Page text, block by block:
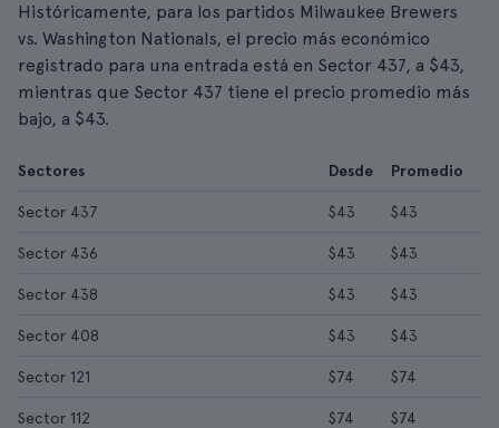
Históricamente, para los partidos Milwaukee Brewers
vs. Washington Nationals, el precio más económico
registrado para una entrada está en Sector 437, a $43,
mientras que Sector 437 tiene el precio promedio más
bajo, a $43.
Sectores Desde Promedio
Sector 437 $43 $43
Sector 436 $43 $43
Sector 438 $43 $43
Sector 408 $43 $43
Sector 121 $74 $74
Sector 112 $74 $74